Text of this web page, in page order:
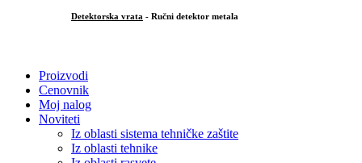
Detektorska vrata - Ručni detektor metala
Proizvodi
Cenovnik
Moj nalog
Noviteti
Iz oblasti sistema tehničke zaštite
Iz oblasti tehnike